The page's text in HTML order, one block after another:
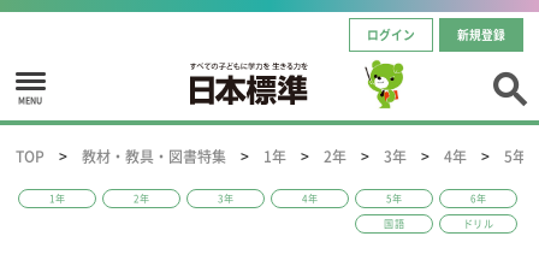
ログイン 新規登録
MENU
TOP 教材・教具・図書特集 1年 2年 3年 4年 5年
1年 2年 3年 4年 5年 6年
国語 ドリル